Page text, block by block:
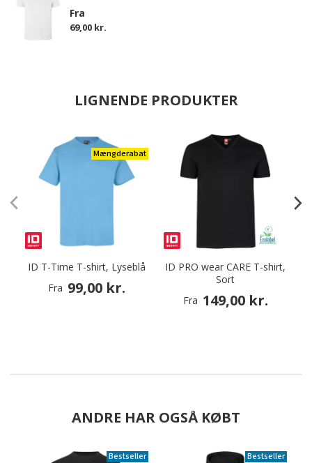
Fra
69,00 kr.
LIGNENDE PRODUKTER
Mængderabat
ID T-Time T-shirt, Lyseblå
Fra 99,00 kr.
ID PRO wear CARE T-shirt,
Sort
Fra 149,00 kr.
ANDRE HAR OGSÅ KØBT
Bestseller
Bestseller